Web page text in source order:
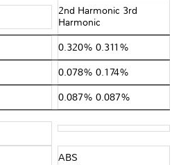
2nd Harmonic 3rd
Harmonic
0.320% 0.311%
0.078% 0.174%
0.087% 0.087%
ABS